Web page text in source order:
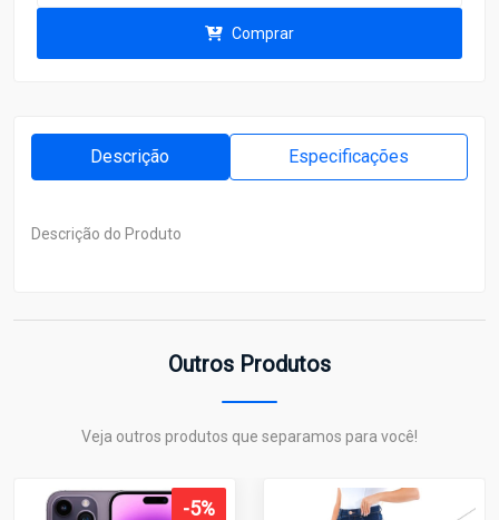
Comprar
Descrição Especificações
Descrição do Produto
Outros Produtos
Veja outros produtos que separamos para você!
-5%